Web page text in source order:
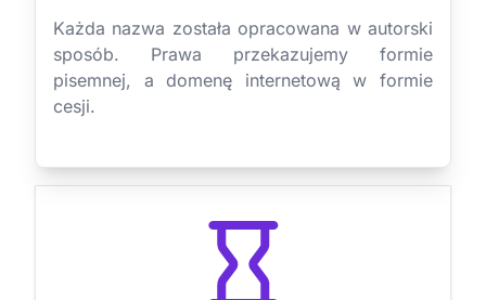
Każda nazwa została opracowana w autorski
sposób. Prawa przekazujemy formie
pisemnej, a domenę internetową w formie
cesji.